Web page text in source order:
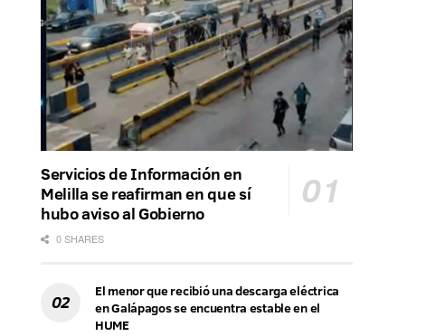
Servicios de Información en
Melilla se reafirman en que sí
hubo aviso al Gobierno
0 SHARES
El menor que recibió una descarga eléctrica
en Galápagos se encuentra estable en el
HUME